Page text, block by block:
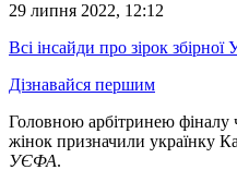
29 липня 2022, 12:12
Всі інсайди про зірок збірної
Дізнавайся першим
Головною арбітринею фіналу
жінок призначили українку
УЄФА.